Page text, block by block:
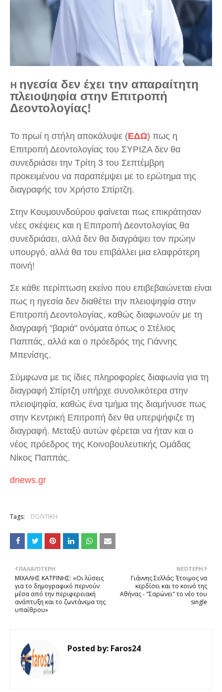
Η ηγεσία δεν έχει την απαραίτητη
πλειοψηφία στην Επιτροπή
Δεοντολογίας!
Το πρωί η στήλη αποκάλυψε (ΕΔΩ) πως η
Επιτροπή Δεοντολογίας του ΣΥΡΙΖΑ δεν θα
συνεδριάσει την Τρίτη 3 του Σεπτέμβρη
προκειμένου να παραπέμψει με το ερώτημα της
διαγραφής τον Χρήστο Σπίρτζη.
Στην Κουμουνδούρου φαίνεται πως επικράτησαν
νέες σκέψεις και η Επιτροπή Δεοντολογίας θα
συνεδριάσει, αλλά δεν θα διαγράψει τον πρώην
υπουργό, αλλά θα του επιβάλλει μια ελαφρότερη
ποινή!
Σε κάθε περίπτωση εκείνο που επιβεβαιώνεται είναι
πως η ηγεσία δεν διαθέτει την πλειοψηφία στην
Επιτροπή Δεοντολογίας, καθώς διαφωνούν με τη
διαγραφή "βαριά" ονόματα όπως ο Στέλιος
Παππάς, αλλά και ο πρόεδρός της Γιάννης
Μπενίσης.
Σύμφωνα με τις ίδιες πληροφορίες διαφωνία για τη
διαγραφή Σπίρτζη υπήρχε συνολικότερα στην
πλειοψηφία, καθώς ένα τμήμα της διαμήνυσε πως
στην Κεντρική Επιτροπή δεν θα υπερψήφιζε τη
διαγραφή. Μεταξύ αυτών φέρεται να ήταν και ο
νέος πρόεδρος της Κοινοβουλευτικής Ομάδας
Νίκος Παππάς.
dnews.gr
Tags: ΠΟΛΙΤΙΚΗ
ΝΕΌΤΕΡΗ
Γιάννης Σελλάς: Έτοιμος να
κερδίσει και το κοινό της
Αθήνας - "Σαρώνει" το νέο του
single
ΠΑΛΑΙΌΤΕΡΗ
ΜΙΧΑΛΗΣ ΚΑΤΡΙΝΗΣ: «Οι λύσεις
για το δημογραφικό περνούν
μέσα από την περιφερειακή
ανάπτυξη και το ζωντάνεμα της
υπαίθρου»
Posted by: Faros24